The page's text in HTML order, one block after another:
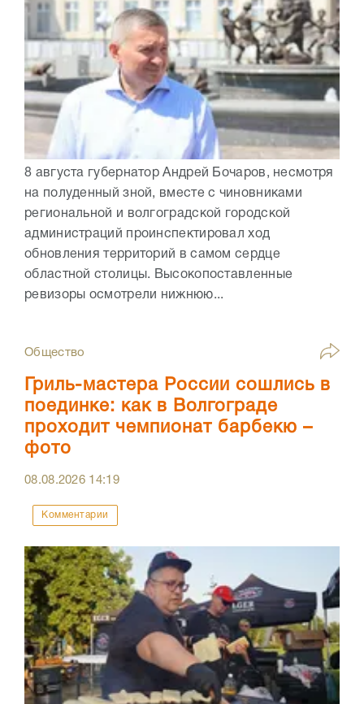
8 августа губернатор Андрей Бочаров, несмотря
на полуденный зной, вместе с чиновниками
региональной и волгоградской городской
администраций проинспектировал ход
обновления территорий в самом сердце
областной столицы. Высокопоставленные
ревизоры осмотрели нижнюю...
Общество
Гриль-мастера России сошлись в
поединке: как в Волгограде
проходит чемпионат барбекю –
фото
08.08.2026 14:19
Комментарии